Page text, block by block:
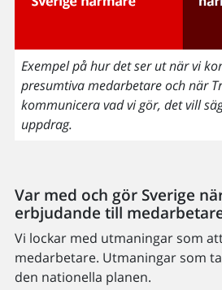
Exempel på hur det ser ut när vi
presumtiva medarbetare och när
kommunicera vad vi gör, det vill
uppdrag.
Var med och gör Sverige
erbjudande till
Vi lockar med utmaningar som
medarbetare. Utmaningar som
den nationella planen.